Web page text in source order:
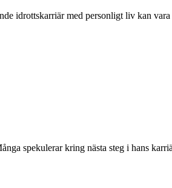
idrottskarriär med personligt liv kan
spekulerar kring nästa steg i hans